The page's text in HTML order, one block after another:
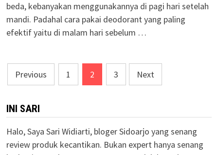
beda, kebanyakan menggunakannya di pagi hari setelah
mandi. Padahal cara pakai deodorant yang paling
efektif yaitu di malam hari sebelum …
Posts
pagination
Previous 1 2 3 Next
INI SARI
Halo, Saya Sari Widiarti, bloger Sidoarjo yang senang
review produk kecantikan. Bukan expert hanya senang